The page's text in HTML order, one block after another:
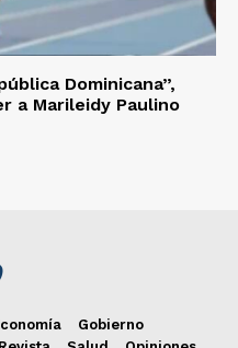
Dominicana”,
a Marileidy Paulino
Gobierno